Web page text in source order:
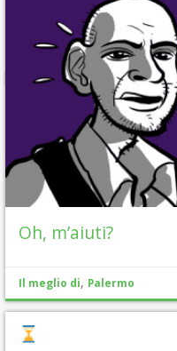
Oh, m’aiuti?
Il meglio di, Palermo